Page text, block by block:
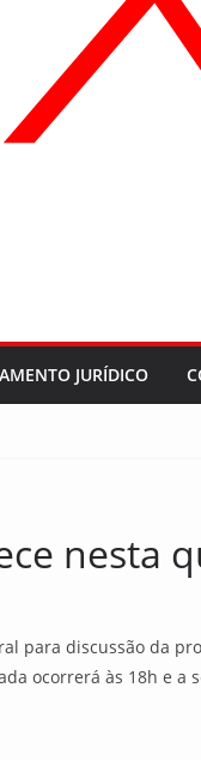
JURÍDICO
nesta
para discussão da
ocorrerá às 18h e a